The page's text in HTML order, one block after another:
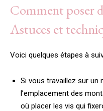
Comment poser
Astuces et
Voici quelques étapes à
Si vous travaillez sur un
l’emplacement des
où placer les vis qui